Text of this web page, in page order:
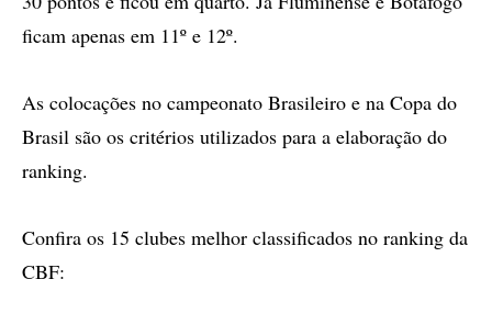
ficam apenas em 11º e 12º.
As colocações no campeonato Brasileiro e na Copa do
Brasil são os critérios utilizados para a elaboração do
ranking.
Confira os 15 clubes melhor classificados no ranking da
CBF: